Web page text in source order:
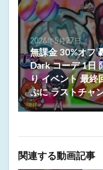
2026年5月27日
無課金 30%オフ
Dark コーデ 1日
り イベント 最終
ぷに ラストチャ
関連する動画記事